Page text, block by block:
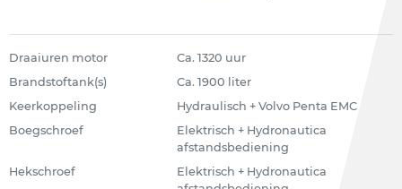
Draaiuren motor
Ca. 1320 uur
Brandstoftank(s)
Ca. 1900 liter
Keerkoppeling
Hydraulisch + Volvo Penta EMC
Boegschroef
Elektrisch + Hydronautica
afstandsbediening
Hekschroef
Elektrisch + Hydronautica